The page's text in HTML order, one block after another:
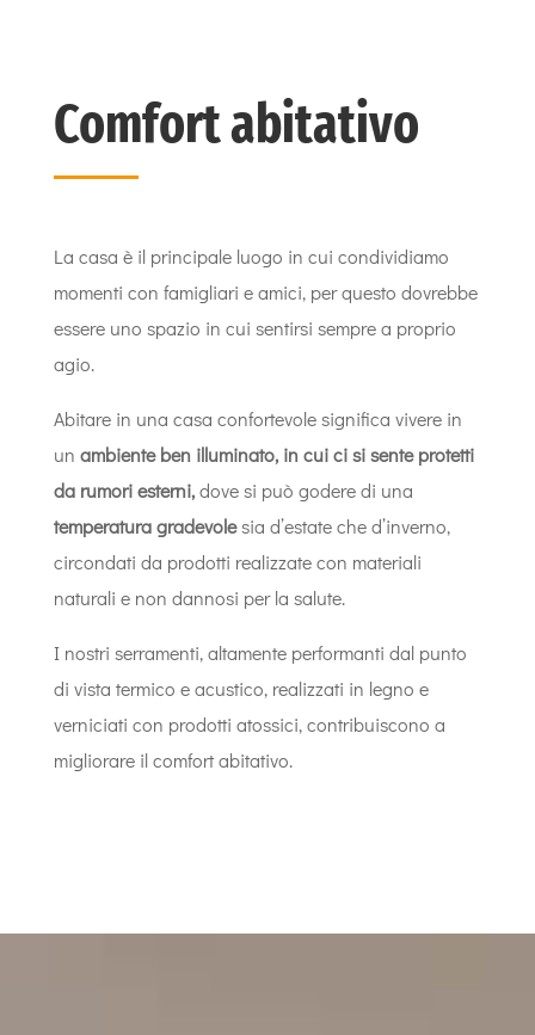
Comfort abitativo
La casa è il principale luogo in cui condividiamo
momenti con famigliari e amici, per questo dovrebbe
essere uno spazio in cui sentirsi sempre a proprio
agio.
Abitare in una casa confortevole significa vivere in
un ambiente ben illuminato, in cui ci si sente protetti
da rumori esterni,dove si può godere di una
temperatura gradevolesia d’estate che d’inverno,
circondati da prodotti realizzate con materiali
naturali e non dannosi per la salute.
I nostri serramenti, altamente performanti dal punto
di vista termico e acustico, realizzati in legno e
verniciati con prodotti atossici, contribuiscono a
migliorare il comfort abitativo.